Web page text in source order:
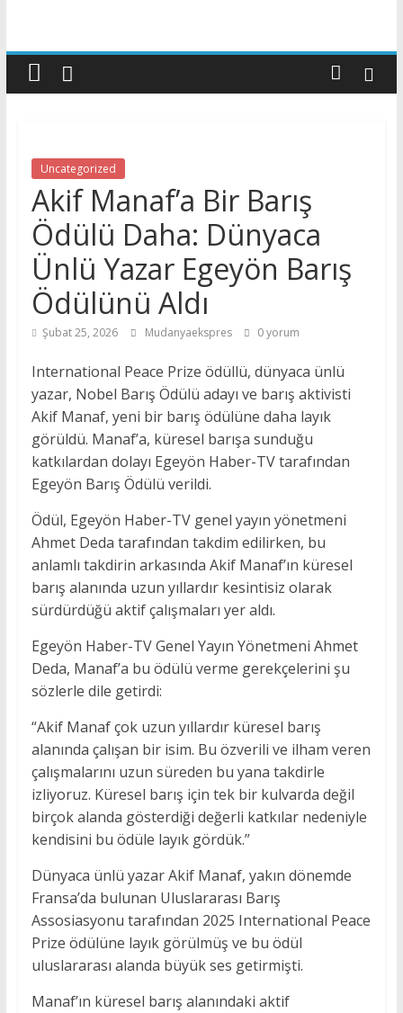
Uncategorized
Akif Manaf’a Bir Barış
Ödülü Daha: Dünyaca
Ünlü Yazar Egeyön Barış
Ödülünü Aldı
Şubat 25, 2026 Mudanyaekspres 0 yorum
International Peace Prize ödüllü, dünyaca ünlü
yazar, Nobel Barış Ödülü adayı ve barış aktivisti
Akif Manaf, yeni bir barış ödülüne daha layık
görüldü. Manaf’a, küresel barışa sunduğu
katkılardan dolayı Egeyön Haber-TV tarafından
Egeyön Barış Ödülü verildi.
Ödül, Egeyön Haber-TV genel yayın yönetmeni
Ahmet Deda tarafından takdim edilirken, bu
anlamlı takdirin arkasında Akif Manaf’ın küresel
barış alanında uzun yıllardır kesintisiz olarak
sürdürdüğü aktif çalışmaları yer aldı.
Egeyön Haber-TV Genel Yayın Yönetmeni Ahmet
Deda, Manaf’a bu ödülü verme gerekçelerini şu
sözlerle dile getirdi:
“Akif Manaf çok uzun yıllardır küresel barış
alanında çalışan bir isim. Bu özverili ve ilham veren
çalışmalarını uzun süreden bu yana takdirle
izliyoruz. Küresel barış için tek bir kulvarda değil
birçok alanda gösterdiği değerli katkılar nedeniyle
kendisini bu ödüle layık gördük.”
Dünyaca ünlü yazar Akif Manaf, yakın dönemde
Fransa’da bulunan Uluslararası Barış
Assosiasyonu tarafından 2025 International Peace
Prize ödülüne layık görülmüş ve bu ödül
uluslararası alanda büyük ses getirmişti.
Manaf’ın küresel barış alanındaki aktif